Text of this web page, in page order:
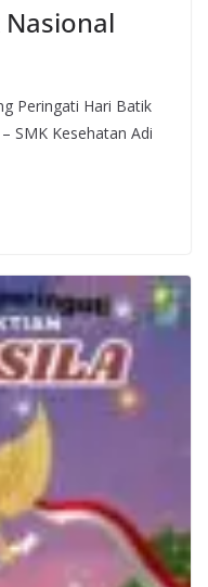
Peringati Hari Batik
SMK Kesehatan Adi